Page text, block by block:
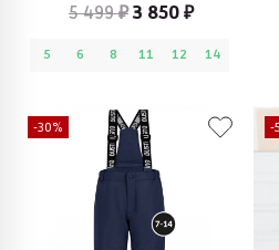
5 499 ₽3 850 ₽
5 6 8 11 12 14
-30% -